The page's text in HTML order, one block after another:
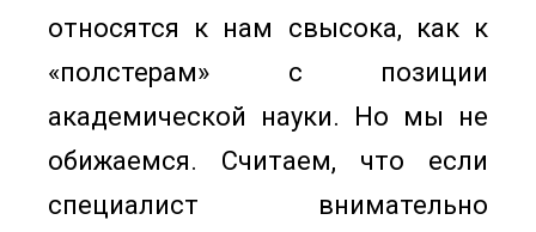
относятся к нам свысока, как к
«полстерам» с позиции
академической науки. Но мы не
обижаемся. Считаем, что если
специалист внимательно